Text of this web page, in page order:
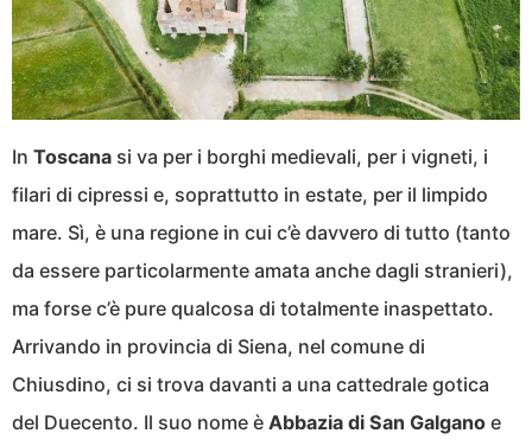
In Toscana si va per i borghi medievali, per i vigneti, i
filari di cipressi e, soprattutto in estate, per il limpido
mare. Sì, è una regione in cui c’è davvero di tutto (tanto
da essere particolarmente amata anche dagli stranieri),
ma forse c’è pure qualcosa di totalmente inaspettato.
Arrivando in provincia di Siena, nel comune di
Chiusdino, ci si trova davanti a una cattedrale gotica
del Duecento. Il suo nome è Abbazia di San Galgano e